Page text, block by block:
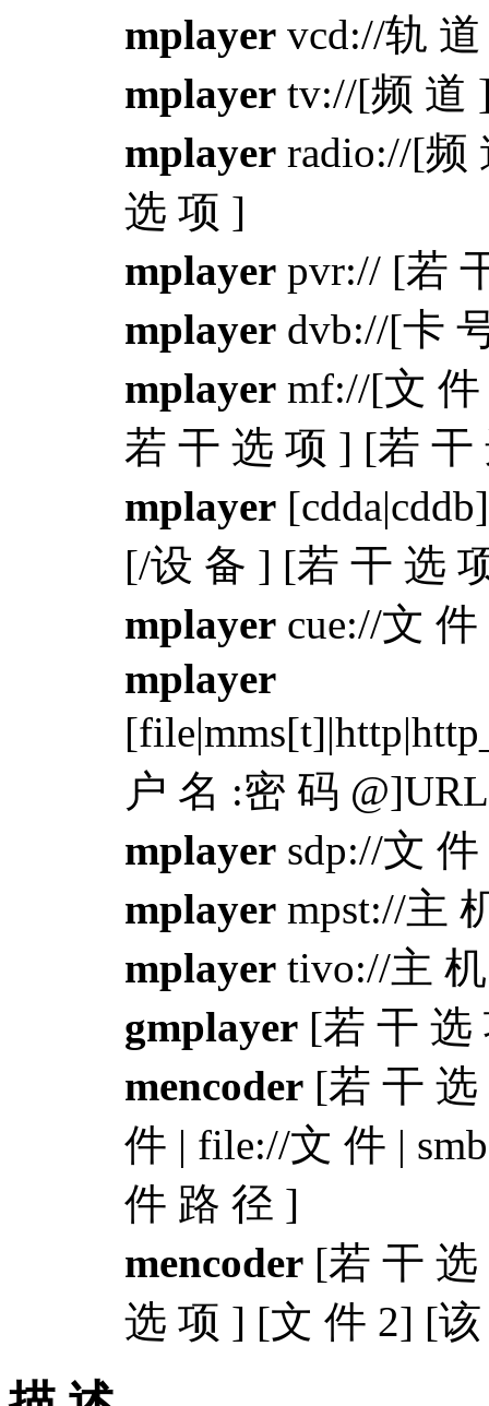
mplayer vcd://轨
mplayer tv://[频 道
mplayer radio://[频
选 项 ]
mplayer pvr:// [若
mplayer dvb://[卡
mplayer mf://[文
若 干 选 项 ] [若 干
mplayer
[/设 备 ] [若 干 选
mplayer cue://文
mplayer
户 名 :密 码
mplayer sdp://文
mplayer mpst://主
mplayer tivo://主
gmplayer [若 干 选
mencoder [若 干
件 | file://文 件 |
件 路 径 ]
mencoder [若 干
选 项 ] [文 件 2] [